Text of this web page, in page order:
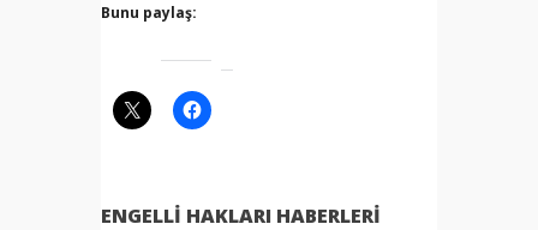
Bunu paylaş:
ENGELLI HAKLARI HABERLERI